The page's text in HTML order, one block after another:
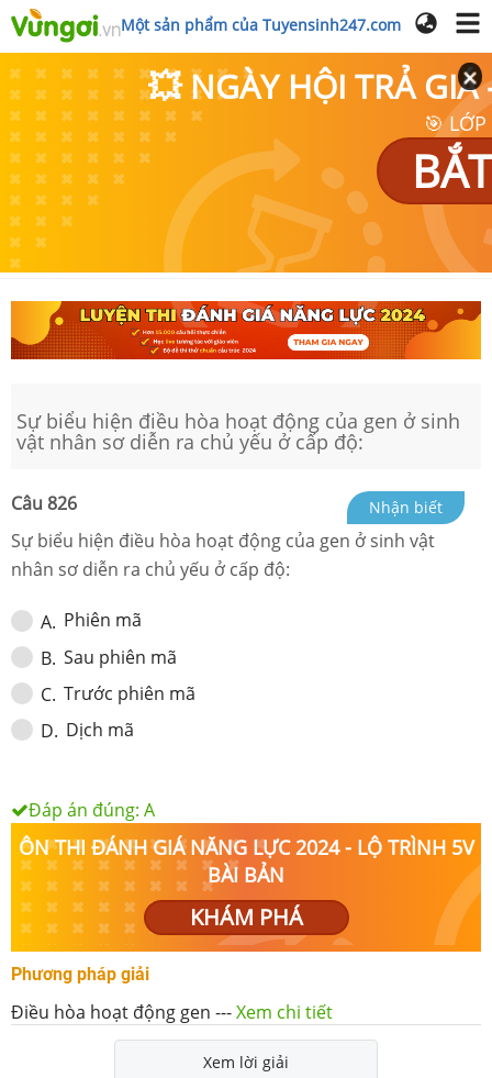
Một sản phẩm của Tuyensinh247.com
💥 NGÀY HỘI TRẢ GIÁ
🎯
Sự biểu hiện điều hòa hoạt động của gen ở sinh
vật nhân sơ diễn ra chủ yếu ở cấp độ:
Câu 826 Nhận biết
Sự biểu hiện điều hòa hoạt động của gen ở sinh vật
nhân sơ diễn ra chủ yếu ở cấp độ:
A. Phiên mã
B. Sau phiên mã
C. Trước phiên mã
D. Dịch mã
Đáp án đúng: A
ÔN THI ĐÁNH GIÁ NĂNG LỰC 2024 - LỘ TRÌNH 5V
BÀI BẢN
KHÁM PHÁ
Phương pháp giải
Điều hòa hoạt động gen ---Xem chi tiết
Xem lời giải